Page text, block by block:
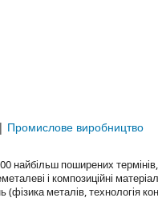
| Промислове виробництво
поширених
і композиційні
(фізика металів, технологія